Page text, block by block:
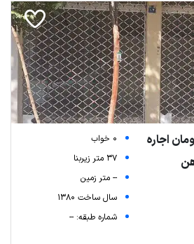
0 خواب
37 متر زیربنا
-- متر زمین
سال ساخت 1380
شماره طبقه: --